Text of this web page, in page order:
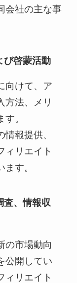
会社の主な事
び啓蒙活動
向けて、ア
方法、メリ
。
報提供、
ィリエイト
す。
査、情報収
の市場動向
公開してい
ィリエイト